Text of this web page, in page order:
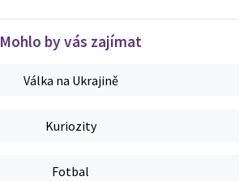
Mohlo by vás zajímat
Válka na Ukrajině
Kuriozity
Fotbal